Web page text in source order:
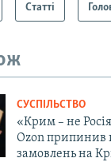
Статті
СУСПІЛЬСТВО
«Крим – не
Ozon припинив
замовлень на